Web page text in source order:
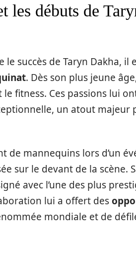
les débuts de
succès de Taryn Dakha, il
. Dès son plus jeune
fitness. Ces passions lui
un atout majeur
de mannequins lors d’un
sur le devant de la scène.
avec l’une des plus
lui a offert des
mondiale et de